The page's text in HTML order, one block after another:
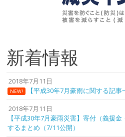
新着情報
2018年7月11日
NEW! 【平成30年7月豪雨に関する記事
2018年7月11日
【平成30年7月豪雨災害】寄付（義援
するまとめ（7/11公開）